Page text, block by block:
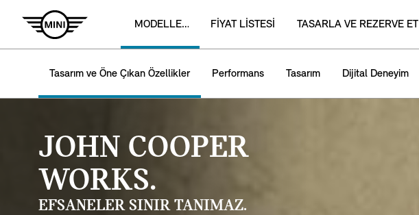
MODELLER ­ FİYAT LİSTESİ TASARLA VE REZERVE ET
Tasarım ve Öne Çıkan Özellikler Performans Tasarım Dijital Deneyim
JOHN COOPER
WORKS.
EFSANELER SINIR TANIMAZ.